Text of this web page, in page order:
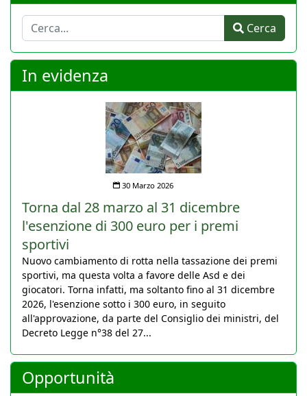
Cerca Cerca
In evidenza
30 Marzo 2026
Torna dal 28 marzo al 31 dicembre
l'esenzione di 300 euro per i premi
sportivi
Nuovo cambiamento di rotta nella tassazione dei premi
sportivi, ma questa volta a favore delle Asd e dei
giocatori. Torna infatti, ma soltanto fino al 31 dicembre
2026, l'esenzione sotto i 300 euro, in seguito
all'approvazione, da parte del Consiglio dei ministri, del
Decreto Legge n°38 del 27...
Opportunità